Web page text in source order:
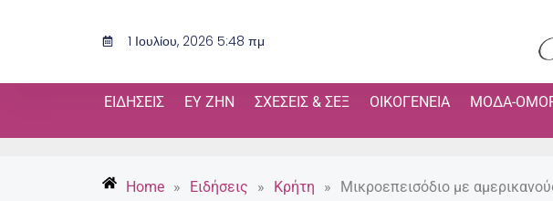
1 Ιουλίου, 2026 5:48 πμ
ΕΙΔΉΣΕΙΣ ΕΥ ΖΗΝ ΣΧΈΣΕΙΣ & ΣΕΞ ΟΙΚΟΓΈΝΕΙΑ ΜΌΔΑ-
Home » Ειδήσεις » Κρήτη » Μικροεπεισόδιο με